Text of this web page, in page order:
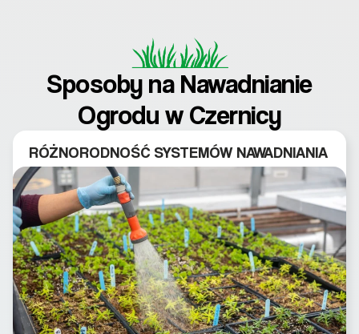
Sposoby na Nawadnianie
Ogrodu w Czernicy
RÓŻNORODNOŚĆ SYSTEMÓW NAWADNIANIA